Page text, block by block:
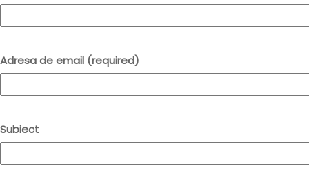
Adresa de email (required)
Subiect